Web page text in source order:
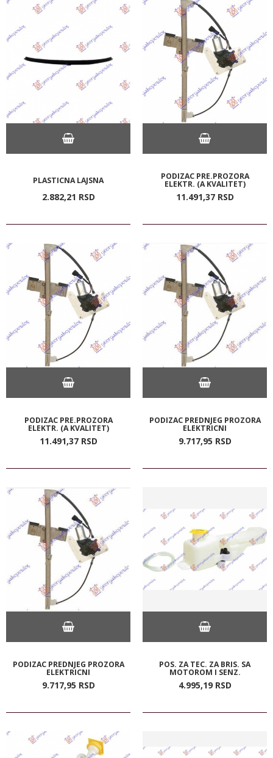
PLASTICNA LAJSNA
2.882,21 RSD
PODIZAC PRE.PROZORA
ELEKTR. (A KVALITET)
11.491,37 RSD
PODIZAC PRE.PROZORA
ELEKTR. (A KVALITET)
11.491,37 RSD
PODIZAC PREDNJEG PROZORA
ELEKTRICNI
9.717,95 RSD
PODIZAC PREDNJEG PROZORA
ELEKTRICNI
9.717,95 RSD
POS. ZA TEC. ZA BRIS. SA
MOTOROM I SENZ.
4.995,19 RSD